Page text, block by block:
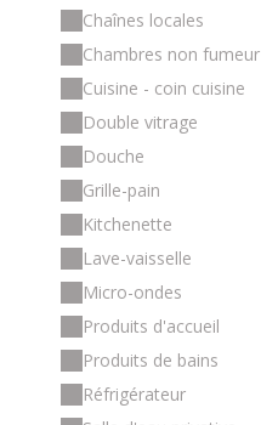
Chaînes locales
Chambres non fumeur
Cuisine - coin cuisine
Double vitrage
Douche
Grille-pain
Kitchenette
Lave-vaisselle
Micro-ondes
Produits d'accueil
Produits de bains
Réfrigérateur